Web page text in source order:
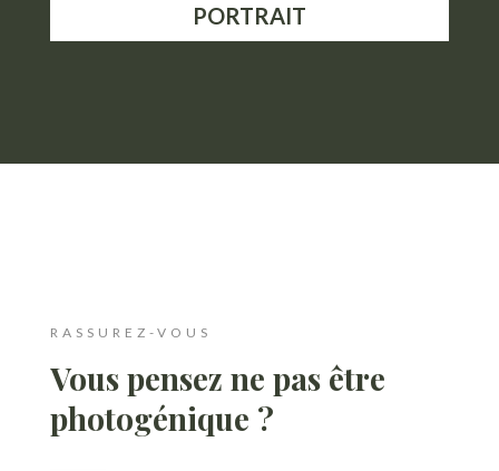
PORTRAIT
RASSUREZ-VOUS
Vous pensez ne pas être
photogénique ?